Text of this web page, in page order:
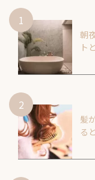
朝
ト
髪
る